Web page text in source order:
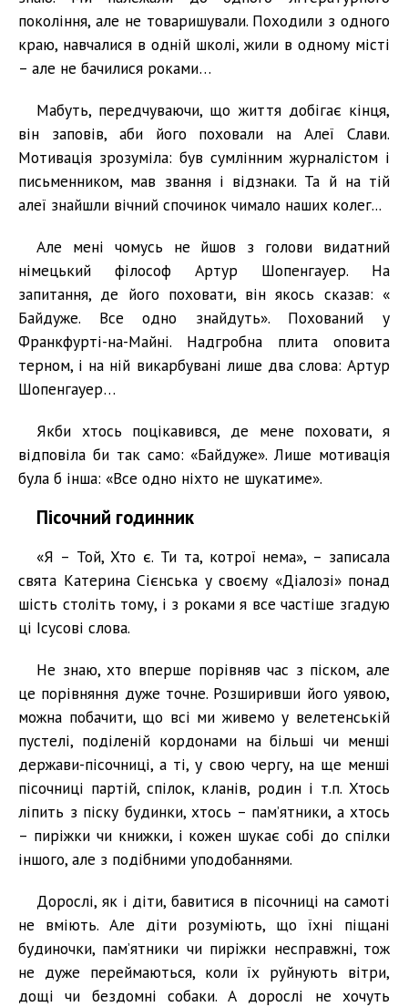
покоління, але не товаришували. Походили з одного
краю, навчалися в одній школі, жили в одному місті
– але не бачилися роками…
Мабуть, передчуваючи, що життя добігає кінця,
він заповів, аби його поховали на Алеї Слави.
Мотивація зрозуміла: був сумлінним журналістом і
письменником, мав звання і відзнаки. Та й на тій
алеї знайшли вічний спочинок чимало наших колег...
Але мені чомусь не йшов з голови видатний
німецький філософ Артур Шопенгауер. На
запитання, де його поховати, він якось сказав: «
Байдуже. Все одно знайдуть». Похований у
Франкфурті-на-Майні. Надгробна плита оповита
терном, і на ній викарбувані лише два слова: Артур
Шопенгауер…
Якби хтось поцікавився, де мене поховати, я
відповіла би так само: «Байдуже». Лише мотивація
була б інша: «Все одно ніхто не шукатиме».
Пісочний годинник
«Я – Той, Хто є. Ти та, котрої нема», – записала
свята Катерина Сієнська у своєму «Діалозі» понад
шість століть тому, і з роками я все частіше згадую
ці Ісусові слова.
Не знаю, хто вперше порівняв час з піском, але
це порівняння дуже точне. Розширивши його уявою,
можна побачити, що всі ми живемо у велетенській
пустелі, поділеній кордонами на більші чи менші
держави-пісочниці, а ті, у свою чергу, на ще менші
пісочниці партій, спілок, кланів, родин і т.п. Хтось
ліпить з піску будинки, хтось – пам’ятники, а хтось
– пиріжки чи книжки, і кожен шукає собі до спілки
іншого, але з подібними уподобаннями.
Дорослі, як і діти, бавитися в пісочниці на самоті
не вміють. Але діти розуміють, що їхні піщані
будиночки, пам’ятники чи пиріжки несправжні, тож
не дуже переймаються, коли їх руйнують вітри,
дощі чи бездомні собаки. А дорослі не хочуть